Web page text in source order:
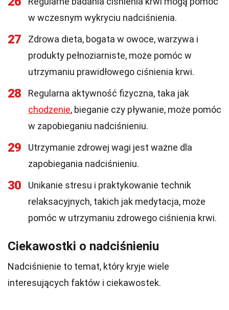
w wczesnym wykryciu nadciśnienia.
27
Zdrowa dieta, bogata w owoce, warzywa i
produkty pełnoziarniste, może pomóc w
utrzymaniu prawidłowego ciśnienia krwi.
28
Regularna aktywność fizyczna, taka jak
chodzenie, bieganie czy pływanie, może pomóc
w zapobieganiu nadciśnieniu.
29
Utrzymanie zdrowej wagi jest ważne dla
zapobiegania nadciśnieniu.
30
Unikanie stresu i praktykowanie technik
relaksacyjnych, takich jak medytacja, może
pomóc w utrzymaniu zdrowego ciśnienia krwi.
Ciekawostki o nadciśnieniu
Nadciśnienie to temat, który kryje wiele
interesujących faktów i ciekawostek.